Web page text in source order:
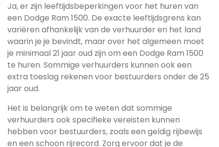
Ja, er zijn leeftijdsbeperkingen voor het huren van
een Dodge Ram 1500. De exacte leeftijdsgrens kan
variëren afhankelijk van de verhuurder en het land
waarin je je bevindt, maar over het algemeen moet
je minimaal 21 jaar oud zijn om een Dodge Ram 1500
te huren. Sommige verhuurders kunnen ook een
extra toeslag rekenen voor bestuurders onder de 25
jaar oud.
Het is belangrijk om te weten dat sommige
verhuurders ook specifieke vereisten kunnen
hebben voor bestuurders, zoals een geldig rijbewijs
en een schoon rijrecord. Zorg ervoor dat je de